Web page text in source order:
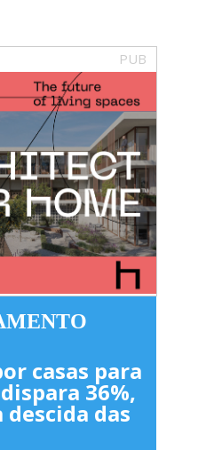
PUB
casas para
36%,
descida das